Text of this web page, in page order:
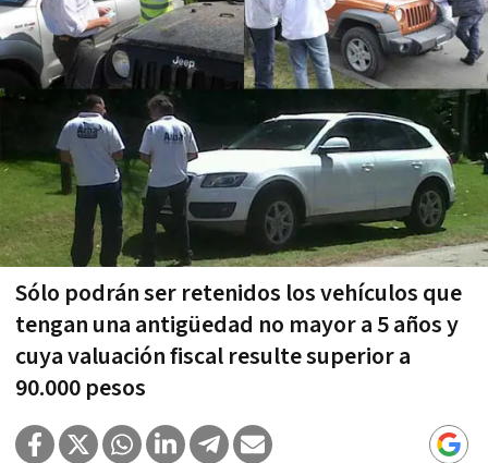
Sólo podrán ser retenidos los vehículos que
tengan una antigüedad no mayor a 5 años y
cuya valuación fiscal resulte superior a
90.000 pesos